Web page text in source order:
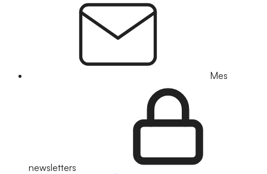
Mes
newsletters